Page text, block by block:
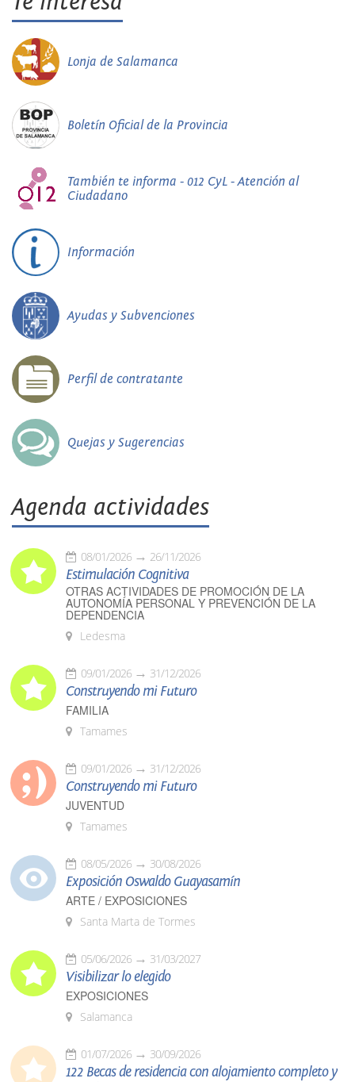
Lonja de Salamanca
Boletín Oficial de la Provincia
También te informa - 012 CyL - Atención al
Ciudadano
Información
Ayudas y Subvenciones
Perfil de contratante
Quejas y Sugerencias
Agenda actividades
08/01/2026 26/11/2026
Estimulación Cognitiva
OTRAS ACTIVIDADES DE PROMOCIÓN DE LA
AUTONOMÍA PERSONAL Y PREVENCIÓN DE LA
DEPENDENCIA
Ledesma
09/01/2026 31/12/2026
Construyendo mi Futuro
FAMILIA
Tamames
09/01/2026 31/12/2026
Construyendo mi Futuro
JUVENTUD
Tamames
08/05/2026 30/08/2026
Exposición Oswaldo Guayasamín
ARTE / EXPOSICIONES
Santa Marta de Tormes
05/06/2026 31/03/2027
Visibilizar lo elegido
EXPOSICIONES
Salamanca
01/07/2026 30/09/2026
122 Becas de residencia con alojamiento completo y